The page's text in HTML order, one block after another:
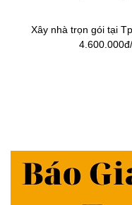
Xây nhà trọn gói tại